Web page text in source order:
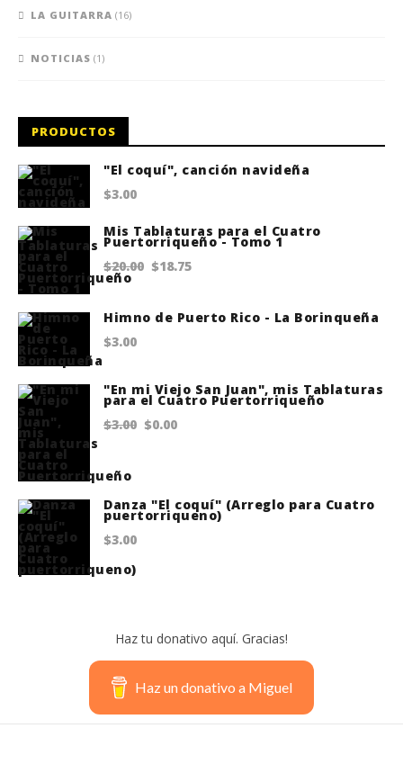
LA GUITARRA (16)
NOTICIAS (1)
PRODUCTOS
"El coquí", canción navideña
$3.00
Mis Tablaturas para el Cuatro
Puertorriqueño - Tomo 1
$20.00 Original
was:
$18.75
is:
Himno de Puerto Rico - La Borinqueña
$3.00
"En mi Viejo San Juan", mis Tablaturas
para el Cuatro Puertorriqueño
$3.00 Original
$3.00.
$0.00
$0.00.
Danza "El coquí" (Arreglo para Cuatro
puertorriqueno)
$3.00
Haz tu donativo aquí. Gracias!
Haz un donativo a Miguel